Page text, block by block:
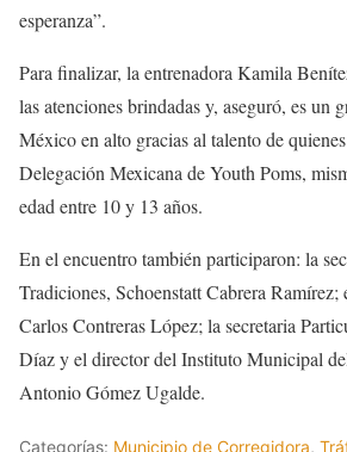
esperanza”.
Para finalizar, la entrenadora Kamila
las atenciones brindadas y, aseguró, es un
México en alto gracias al talento de
Delegación Mexicana de Youth Poms,
edad entre 10 y 13 años.
En el encuentro también participaron: la
Tradiciones, Schoenstatt Cabrera Ramírez;
Carlos Contreras López; la secretaria
Díaz y el director del Instituto Municipal
Antonio Gómez Ugalde.
Categorías: Municipio de Corregidora,